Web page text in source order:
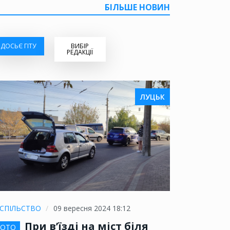
БІЛЬШЕ НОВИН
ДОСЬЄ ГІТУ ВИБІР
РЕДАКЦІЇ
ЛУЦЬК
09 вересня 2024 18:12
При в’їзді на міст біля